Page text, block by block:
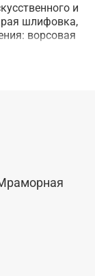
и
шлифовка,
ворсовая